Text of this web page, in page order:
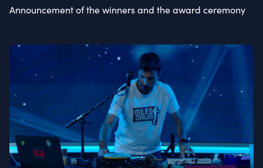
Announcement of the winners and the award ceremony